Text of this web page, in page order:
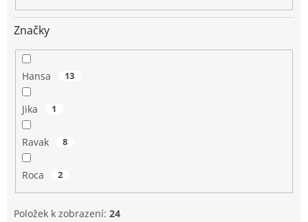
Značky
Hansa 13
Jika 1
Ravak 8
Roca 2
Položek k zobrazení: 24